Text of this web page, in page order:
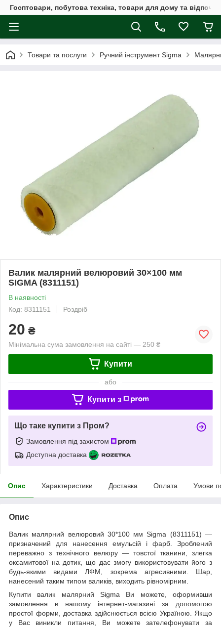
Госптовари, побутова техніка, товари для дому та
Товари та послуги Ручний інструмент Sigma
Валик малярний велюровий 30×100 мм
SIGMA (8311151)
В наявності
Код: 8311151
Роздріб
20 ₴
Мінімальна сума замовлення на сайті — 250 ₴
Купити
або
Купити з
Що таке купити з Пром?
Замовлення під захистом
Доступна доставка
Опис Характеристики Доставка Оплата Умови
Опис
Валик малярний велюровий 30*100 мм Sigma (8311151) —
призначений для нанесення емульсій і фарб. Зроблений
переважно з технічного велюру — товстої тканини, злегка
оксамитової на дотик, що дає змогу використовувати його з
будь-якими видами ЛФМ, зокрема агресивними. Шар,
нанесений таким типом валиків, виходить рівномірним.
Купити валик малярний Sigma Ви можете, оформивши
замовлення в нашому інтернет-магазині за допомогою
простої форми, доставка здійснюється всією Україною. Якщо
у Вас виникли питання, Ви можете зателефонувати за